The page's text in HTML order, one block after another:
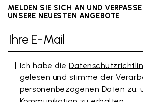
MELDEN SIE SICH AN UND
UNSERE NEUESTEN ANGEBOTE
Ich habe die
gelesen und stimme der
personenbezogenen Daten zu,